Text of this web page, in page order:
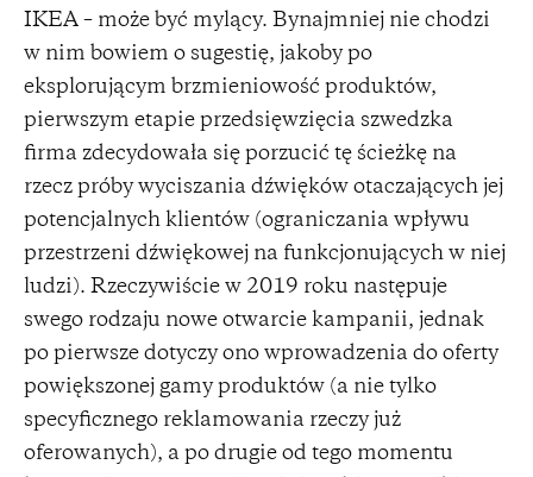
IKEA – może być mylący. Bynajmniej nie chodzi
w nim bowiem o sugestię, jakoby po
eksplorującym brzmieniowość produktów,
pierwszym etapie przedsięwzięcia szwedzka
firma zdecydowała się porzucić tę ścieżkę na
rzecz próby wyciszania dźwięków otaczających jej
potencjalnych klientów (ograniczania wpływu
przestrzeni dźwiękowej na funkcjonujących w niej
ludzi). Rzeczywiście w 2019 roku następuje
swego rodzaju nowe otwarcie kampanii, jednak
po pierwsze dotyczy ono wprowadzenia do oferty
powiększonej gamy produktów (a nie tylko
specyficznego reklamowania rzeczy już
oferowanych), a po drugie od tego momentu